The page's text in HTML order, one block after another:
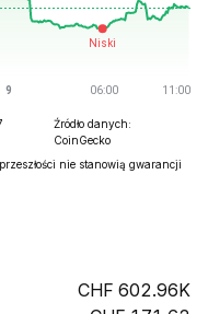
Źródło danych:
CoinGecko
nie stanowią gwarancji
602.96K